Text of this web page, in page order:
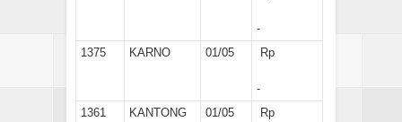
-
1375
KARNO 01/05 Rp
-
1361
KANTONG
01/05 Rp